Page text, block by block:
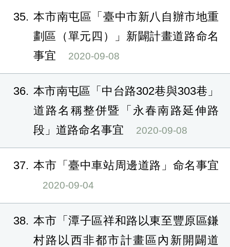
35 本市南屯區「臺中市新八自辦市地重
劃區（單元四）」新闢計畫道路命名
事宜
2020-09-08
36 本市南屯區「中台路302巷與303巷」
道路名稱整併暨「永春南路延伸路
段」道路命名事宜
2020-09-08
37 本市「臺中車站周邊道路」命名事宜
2020-09-04
38 本市「潭子區祥和路以東至豐原區鎌
村路以西非都市計畫區內新開闢道